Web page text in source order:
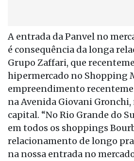
A entrada da Panvel no
é consequência da longa
Grupo Zaffari, que
hipermercado no Shopping
empreendimento
na Avenida Giovani Gronchi,
capital. “No Rio Grande do
em todos os shoppings
relacionamento de longo
na nossa entrada no